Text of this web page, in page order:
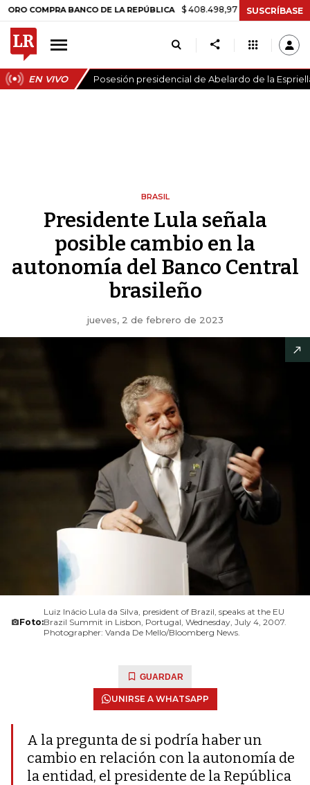
BANCO DE LA REPÚBLICA $ 408.498,97 +$ 8.753,81 +2,19%
SUSCRÍBASE
EN VIVO Posesión presidencial de Abelardo de la
BRASIL
Presidente Lula señala
posible cambio en la
autonomía del Banco Central
brasileño
jueves, 2 de febrero de 2023
Foto:
Luiz Inácio Lula da Silva, president of Brazil, speaks at the EU
Brazil Summit in Lisbon, Portugal, Wednesday, July 4, 2007.
Photographer: Vanda De Mello/Bloomberg News.
GUARDAR
UNIRSE A WHATSAPP
A la pregunta de si podría haber un
cambio en relación con la autonomía de
la entidad, el presidente de la República